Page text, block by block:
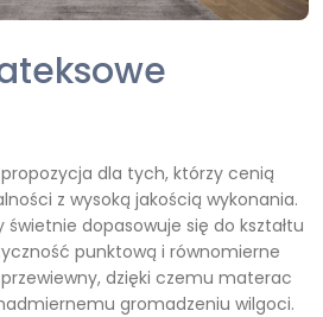
dla tych, którzy cenią
z wysoką jakością wykonania.
świetnie dopasowuje się do kształtu
punktową i równomierne
dzięki czemu materac
gromadzeniu wilgoci.